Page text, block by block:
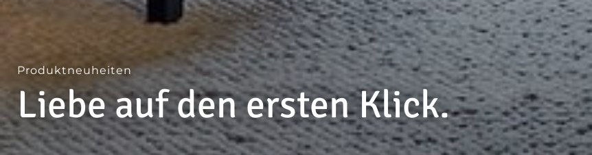
Produktneuheiten
Liebe auf den ersten Klick.